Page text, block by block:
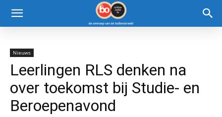
Nieuws
Leerlingen RLS denken na
over toekomst bij Studie- en
Beroepenavond